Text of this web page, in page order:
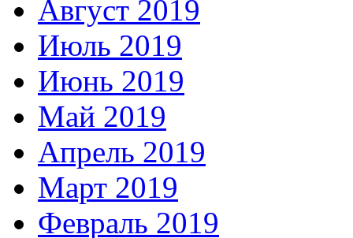
Август 2019
Июль 2019
Июнь 2019
Май 2019
Апрель 2019
Март 2019
Февраль 2019